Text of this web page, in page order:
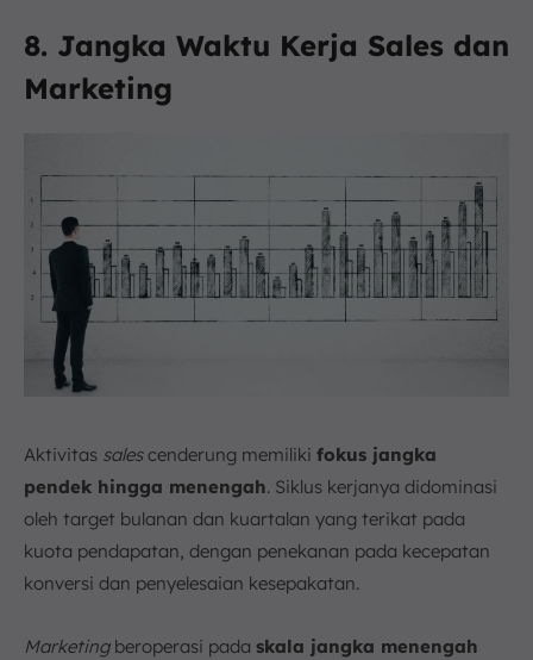
8. Jangka Waktu Kerja Sales dan
Marketing
Aktivitas salescenderung memiliki fokus jangka
pendek hingga menengah. Siklus kerjanya didominasi
oleh target bulanan dan kuartalan yang terikat pada
kuota pendapatan, dengan penekanan pada kecepatan
konversi dan penyelesaian kesepakatan.
Marketingberoperasi pada skala jangka menengah